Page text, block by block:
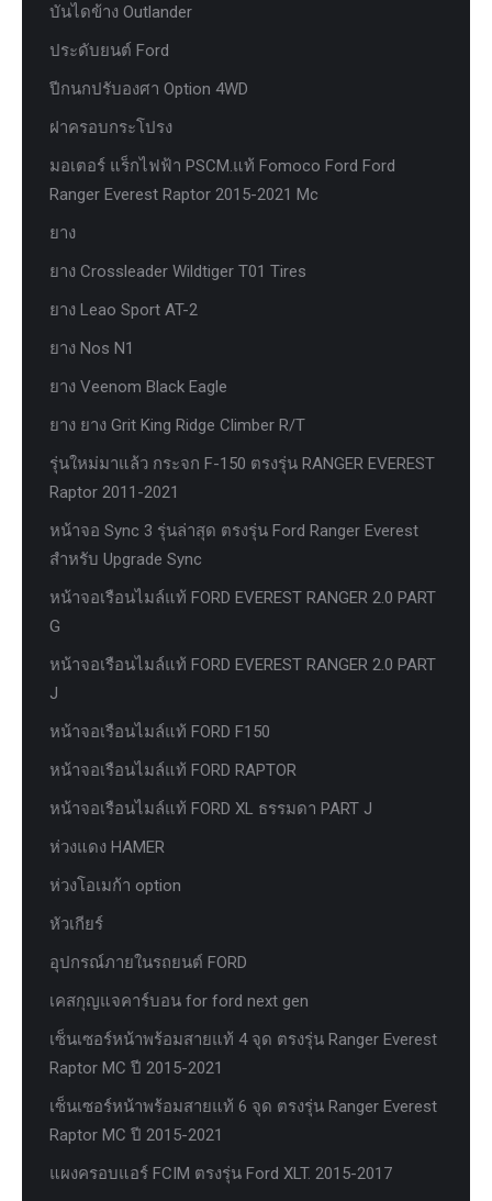
บันไดข้าง Outlander
ประดับยนต์ Ford
ปีกนกปรับองศา Option 4WD
ฝาครอบกระโปรง
มอเตอร์ แร็กไฟฟ้า PSCM.แท้ Fomoco Ford Ford
Ranger Everest Raptor 2015-2021 Mc
ยาง
ยาง Crossleader Wildtiger T01 Tires
ยาง Leao Sport AT-2
ยาง Nos N1
ยาง Veenom Black Eagle
ยาง ยาง Grit King Ridge Climber R/T
รุ่นใหม่มาแล้ว กระจก F-150 ตรงรุ่น RANGER EVEREST
Raptor 2011-2021
หน้าจอ Sync 3 รุ่นล่าสุด ตรงรุ่น Ford Ranger Everest
สำหรับ Upgrade Sync
หน้าจอเรือนไมล์แท้ FORD EVEREST RANGER 2.0 PART
G
หน้าจอเรือนไมล์แท้ FORD EVEREST RANGER 2.0 PART
J
หน้าจอเรือนไมล์แท้ FORD F150
หน้าจอเรือนไมล์แท้ FORD RAPTOR
หน้าจอเรือนไมล์แท้ FORD XL ธรรมดา PART J
ห่วงแดง HAMER
ห่วงโอเมก้า option
หัวเกียร์
อุปกรณ์ภายในรถยนต์ FORD
เคสกุญแจคาร์บอน for ford next gen
เซ็นเซอร์หน้าพร้อมสายแท้ 4 จุด ตรงรุ่น Ranger Everest
Raptor MC ปี 2015-2021
เซ็นเซอร์หน้าพร้อมสายแท้ 6 จุด ตรงรุ่น Ranger Everest
Raptor MC ปี 2015-2021
แผงครอบแอร์ FCIM ตรงรุ่น Ford XLT. 2015-2017